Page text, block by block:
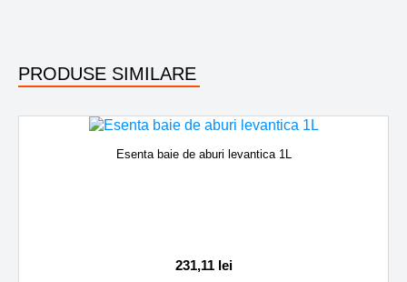
PRODUSE SIMILARE
Esenta baie de aburi levantica 1L
231,11 lei